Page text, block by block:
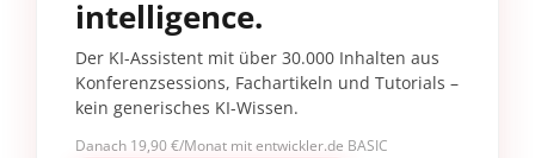
intelligence.
Der KI-Assistent mit über 30.000 Inhalten aus
Konferenzsessions, Fachartikeln und Tutorials –
kein generisches KI-Wissen.
Danach 19,90 €/Monat mit entwickler.de BASIC